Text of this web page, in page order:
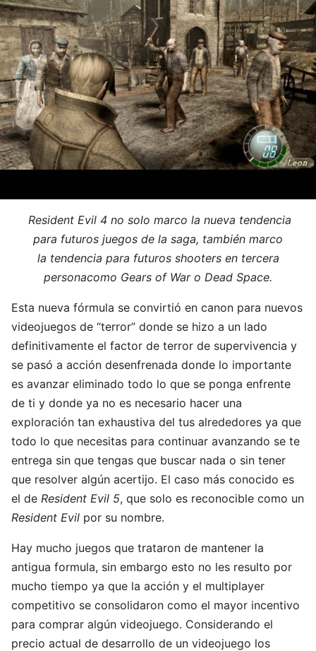
Resident Evil 4 no solo marco la nueva tendencia
para futuros juegos de la saga, también marco
la tendencia para futuros shooters en tercera
personacomo Gears of War o Dead Space.
Esta nueva fórmula se convirtió en canon para nuevos
videojuegos de “terror” donde se hizo a un lado
definitivamente el factor de terror de supervivencia y
se pasó a acción desenfrenada donde lo importante
es avanzar eliminado todo lo que se ponga enfrente
de ti y donde ya no es necesario hacer una
exploración tan exhaustiva del tus alrededores ya que
todo lo que necesitas para continuar avanzando se te
entrega sin que tengas que buscar nada o sin tener
que resolver algún acertijo. El caso más conocido es
el de Resident Evil 5, que solo es reconocible como un
Resident Evil por su nombre.
Hay mucho juegos que trataron de mantener la
antigua formula, sin embargo esto no les resulto por
mucho tiempo ya que la acción y el multiplayer
competitivo se consolidaron como el mayor incentivo
para comprar algún videojuego. Considerando el
precio actual de desarrollo de un videojuego los